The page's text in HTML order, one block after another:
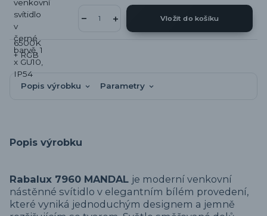
Vložit do košíku
Popis výrobku Parametry
Popis výrobku
Rabalux 7960 MANDAL je moderní venkovní
nástěnné svítidlo v elegantním bílém provedení,
které vyniká jednoduchým designem a jemně